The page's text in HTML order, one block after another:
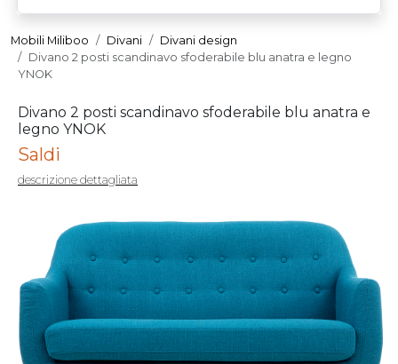
Mobili Miliboo Divani
Divani design
Divano 2 posti scandinavo sfoderabile blu anatra e legno
YNOK
Divano 2 posti scandinavo sfoderabile blu anatra e
legno YNOK
Saldi
descrizione dettagliata